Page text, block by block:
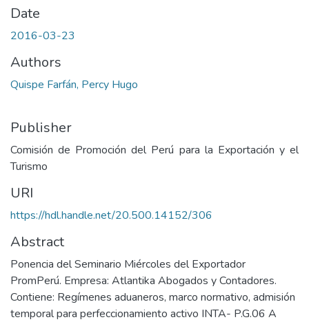
Date
2016-03-23
Authors
Quispe Farfán, Percy Hugo
Publisher
Comisión de Promoción del Perú para la Exportación y el
Turismo
URI
https://hdl.handle.net/20.500.14152/306
Abstract
Ponencia del Seminario Miércoles del Exportador
PromPerú. Empresa: Atlantika Abogados y Contadores.
Contiene: Regímenes aduaneros, marco normativo, admisión
temporal para perfeccionamiento activo INTA- P.G.06 A